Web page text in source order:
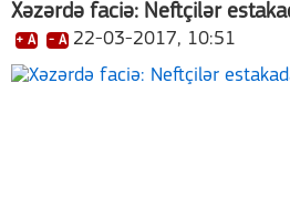
Xəzərdə faciə: Neftçilər
+ A - A 22-03-2017, 10:51